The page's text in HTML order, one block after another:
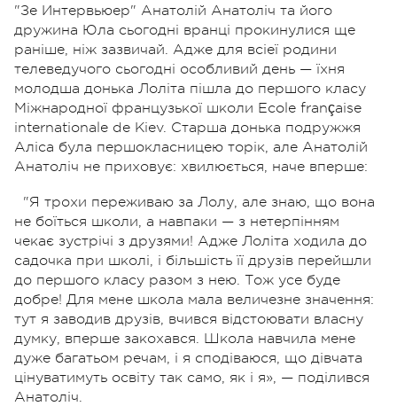
"Зе Интервьюер" Анатолій Анатоліч та його
дружина Юла сьогодні вранці прокинулися ще
раніше, ніж зазвичай. Адже для всіеї родини
телеведучого сьогодні особливий день — їхня
молодша донька Лоліта пішла до першого класу
Міжнародної французької школи Ecole française
internationale de Kiev. Старша донька подружжя
Аліса була першокласницею торік, але Анатолій
Анатоліч не приховує: хвилюється, наче вперше:
"Я трохи переживаю за Лолу, але знаю, що вона
не боїться школи, а навпаки — з нетерпінням
чекає зустрічі з друзями! Адже Лоліта ходила до
садочка при школі, і більшість її друзів перейшли
до першого класу разом з нею. Тож усе буде
добре! Для мене школа мала величезне значення:
тут я заводив друзів, вчився відстоювати власну
думку, вперше закохався. Школа навчила мене
дуже багатьом речам, і я сподіваюся, що дівчата
цінуватимуть освіту так само, як і я», — поділився
Анатоліч.